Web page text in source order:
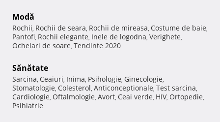
Modă
Rochii, Rochii de seara, Rochii de mireasa, Costume de baie,
Pantofi, Rochii elegante, Inele de logodna, Verighete,
Ochelari de soare, Tendinte 2020
Sănătate
Sarcina, Ceaiuri, Inima, Psihologie, Ginecologie,
Stomatologie, Colesterol, Anticonceptionale, Test sarcina,
Cardiologie, Oftalmologie, Avort, Ceai verde, HIV, Ortopedie,
Psihiatrie